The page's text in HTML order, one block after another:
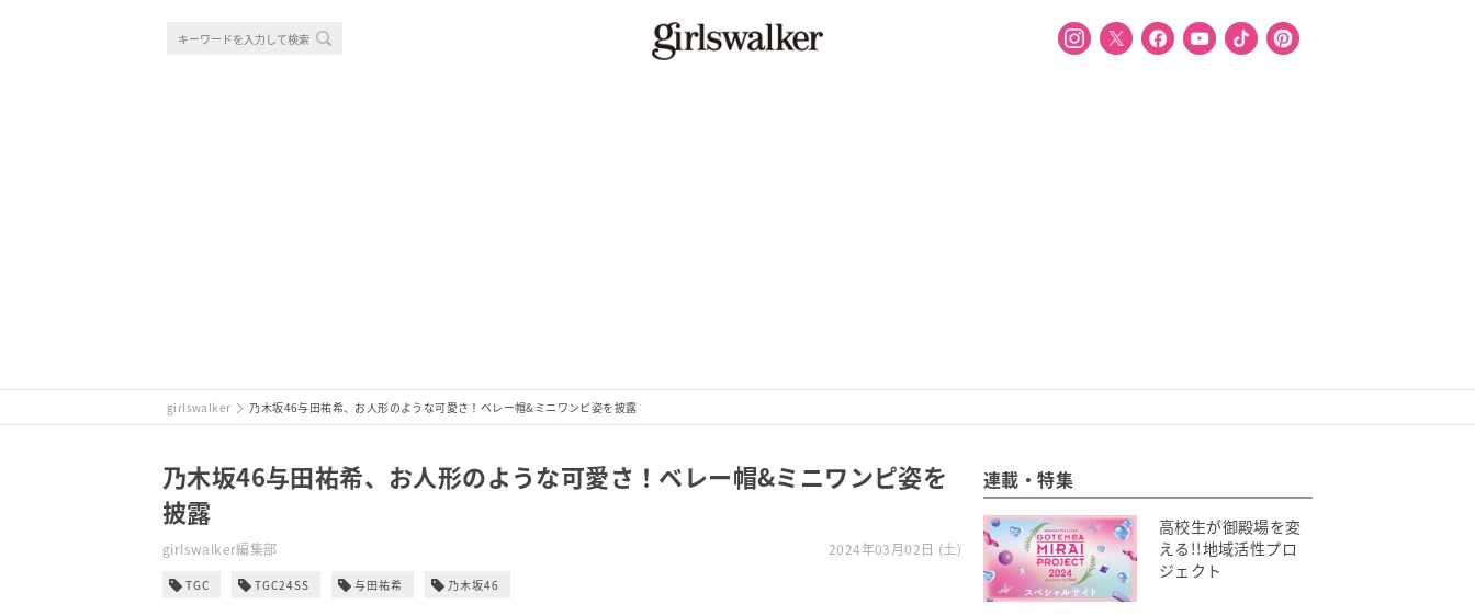
girlswalker 乃木坂46与田祐希、お人形のような可愛さ！ベレー帽&ミニワンピ姿を披露
乃木坂46与田祐希、お人形のような可愛さ！ベレー帽&ミニワンピ姿を
披露
girlswalker編集部 2024年03月02日 (土)
TGC TGC24SS 与田祐希 乃木坂46
連載・特集
高校生が御殿場を変
える!!地域活性プロ
ジェクト